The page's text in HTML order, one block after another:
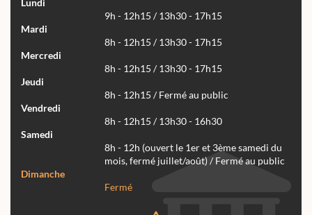
Lundi
9h - 12h15 / 13h30 - 17h15
Mardi
8h - 12h15 / 13h30 - 17h15
Mercredi
8h - 12h15 / 13h30 - 17h15
Jeudi
8h - 12h15 / Fermé au public
Vendredi
8h - 12h15 / 13h30 - 16h30
Samedi
8h - 12h (ouvert le 1er et 3ème samedi du
mois, fermé juillet/août) / Fermé au public
Dimanche
Fermé